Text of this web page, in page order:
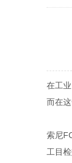
在工
而在
索尼
工目